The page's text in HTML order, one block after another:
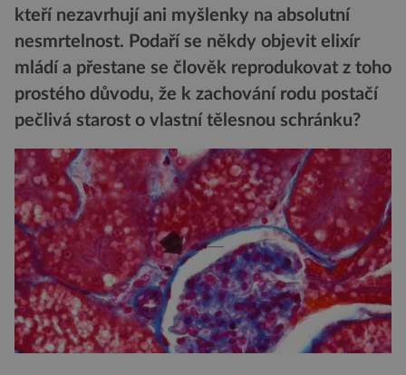
kteří nezavrhují ani myšlenky na absolutní
nesmrtelnost. Podaří se někdy objevit elixír
mládí a přestane se člověk reprodukovat z toho
prostého důvodu, že k zachování rodu postačí
pečlivá starost o vlastní tělesnou schránku?